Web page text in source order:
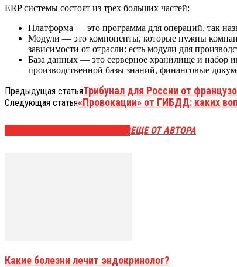
ERP системы состоят из трех больших частей:
Платформа — это программа для операций, так
Модули — это компоненты, которые нужны
зависимости от отрасли: есть модули для
База данных — это серверное хранилище и набор
производственной базы знаний, финансовые
Предыдущая статьяТрибунал для России от
Следующая статья«Провокации» от ГИБДД: каких
ЕЩЕ ОТ АВТОРА
Какие болезни лечит эндокринолог?